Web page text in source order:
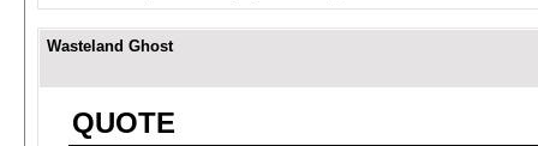
Wasteland Ghost
QUOTE